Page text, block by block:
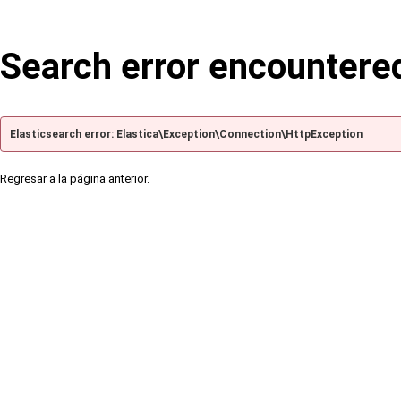
Search error
Elasticsearch error: Elastica\Exception\Connection\HttpException
Regresar a la página anterior.